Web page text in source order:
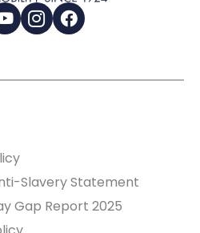
YouTubeInstagramFacebook
Slavery Statement
Gap Report 2025